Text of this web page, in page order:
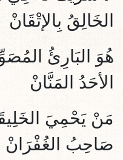
الخَالِقُ بِالإتْقَانْ
هُوَ البَارِئُ
الأحَدُ المَنَّانْ
مَنْ يَحْمِيَ
صَاحِبُ الغُفْرَانْ